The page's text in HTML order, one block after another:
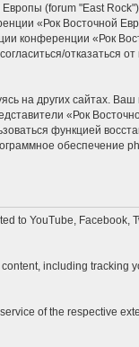
(forum "East
«Рок Восточной
конференции «Рок
отказаться
на других сайтах. Ваш
«Рок
функцией
обеспечение
to YouTube, Facebook,
including tracking
of the respective